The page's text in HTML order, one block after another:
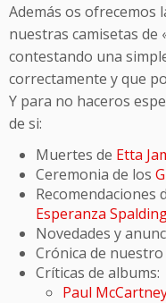
Además os ofrecemos
nuestras camisetas de
contestando una
correctamente y que
Y para no haceros
de si:
Muertes de Etta
Ceremonia de los
Recomendaciones
Esperanza
Novedades y
Crónica de
Críticas de albums:
Paul